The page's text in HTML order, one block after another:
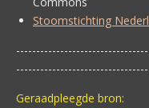
Stoomstichting
Geraadpleegde bron: